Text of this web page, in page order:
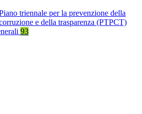
triennale per la prevenzione della
e della trasparenza (PTPCT)
93